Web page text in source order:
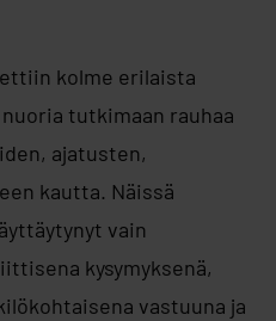
kolme erilaista
tutkimaan rauhaa
ajatusten,
kautta. Näissä
vain
kysymyksenä,
vastuuna ja